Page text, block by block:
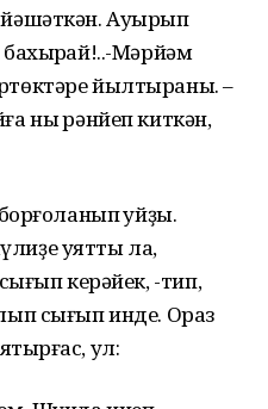
Ауырып
Мәрйәм
йылтыраны. –
ныҡ рәнйеп киткән,
ҡуйҙы.
уятты ла,
керәйек, -тип,
сығып инде. Ораз
ул: